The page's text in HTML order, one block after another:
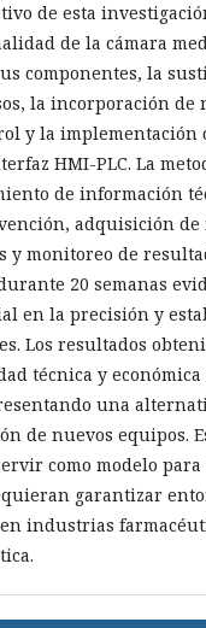
de esta
de la cámara
componentes, la
la incorporación de
y la implementación
HMI-PLC. La
de información
adquisición de
y monitoreo de
20 semanas
en la precisión y
Los resultados
técnica y económica
una
de nuevos equipos.
como modelo para
garantizar
industrias